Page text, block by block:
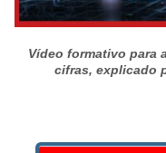
Vídeo formativo para
cifras, explicado